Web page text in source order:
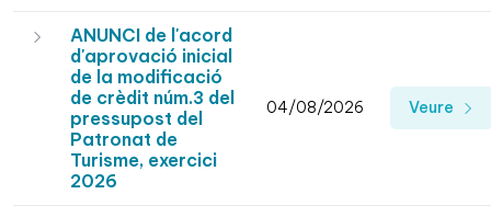
ANUNCI de l'acord
d'aprovació inicial
de la modificació
de crèdit núm.3 del
pressupost del
Patronat de
Turisme, exercici
2026
04/08/2026 Veure